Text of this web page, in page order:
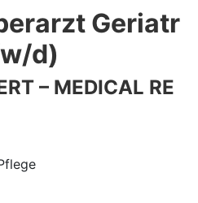
Geriatr
d)
– MEDICAL RE